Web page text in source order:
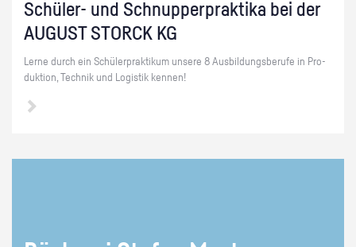
Schü­ler- und Schnup­per­prak­ti­ka bei der
AU­GUST STORCK KG
Lerne durch ein Schü­ler­prak­ti­kum un­se­re 8 Aus­bil­dungs­be­ru­fe in Pro­
duk­ti­on, Tech­nik und Lo­gis­tik ken­nen!